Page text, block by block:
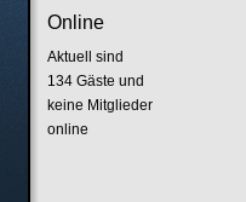
Online
Aktuell sind
134 Gäste und
keine Mitglieder
online